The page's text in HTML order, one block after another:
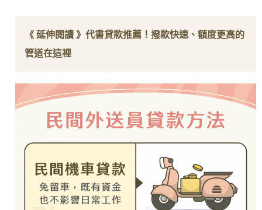
《 延伸閱讀 》 代書貸款推薦！撥款快速、額度更高的
管道在這裡